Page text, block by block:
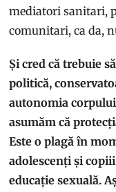
mediatori sanitari,
comunitari, ca da,
Și cred că trebuie
politică,
autonomia
asumăm că
Este o plagă în
adolescenți și
educație sexuală.